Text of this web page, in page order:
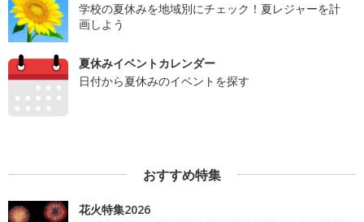
学校の夏休みを地域別にチェック！夏レジャーを計
画しよう
夏休みイベントカレンダー
日付から夏休みのイベントを探す
おすすめ特集
花火特集2026